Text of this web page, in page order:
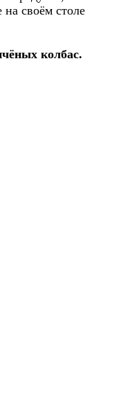
своём столе
колбас.